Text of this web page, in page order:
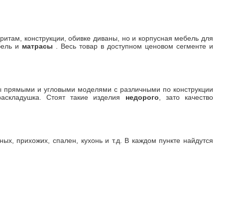
конструкции, обивке диваны, но и корпусная мебель для
и матрасы . Весь товар в доступном ценовом сегменте и
и угловыми моделями с различными по конструкции
Стоят такие изделия недорого, зато качество
прихожих, спален, кухонь и т.д. В каждом пункте найдутся